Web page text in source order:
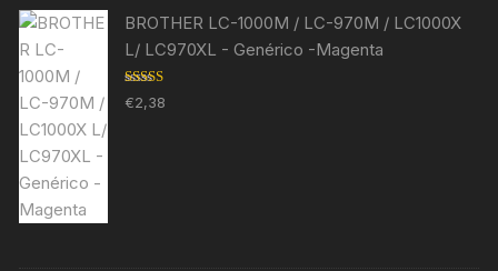
BROTHER LC-1000M / LC-970M / LC1000X
L/ LC970XL - Genérico -Magenta
Avaliação
5.00de 5
€2,38